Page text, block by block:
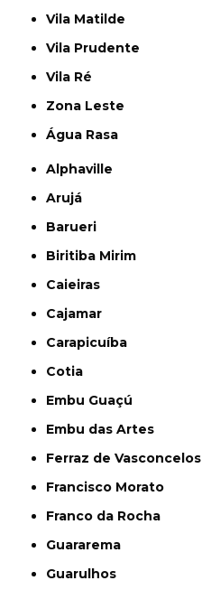
Vila Matilde
Vila Prudente
Vila Ré
Zona Leste
Água Rasa
Alphaville
Arujá
Barueri
Biritiba Mirim
Caieiras
Cajamar
Carapicuíba
Cotia
Embu Guaçú
Embu das Artes
Ferraz de Vasconcelos
Francisco Morato
Franco da Rocha
Guararema
Guarulhos